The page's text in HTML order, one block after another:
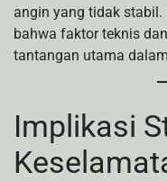
angin yang tidak stabil.
bahwa faktor teknis
tantangan utama
Implikasi